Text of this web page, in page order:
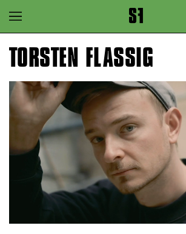
Zur Hauptnavigation springen
Zum Hauptinhalt springen
TORSTEN FLASSIG